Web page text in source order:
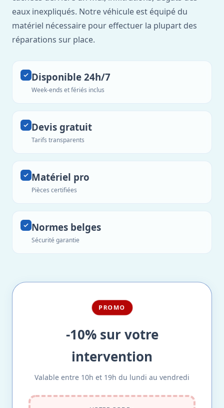
eaux inexpliqués. Notre véhicule est équipé du
matériel nécessaire pour effectuer la plupart des
réparations sur place.
Disponible 24h/7
Week-ends et fériés inclus
Devis gratuit
Tarifs transparents
Matériel pro
Pièces certifiées
Normes belges
Sécurité garantie
PROMO
-10% sur votre
intervention
Valable entre 10h et 19h du lundi au vendredi